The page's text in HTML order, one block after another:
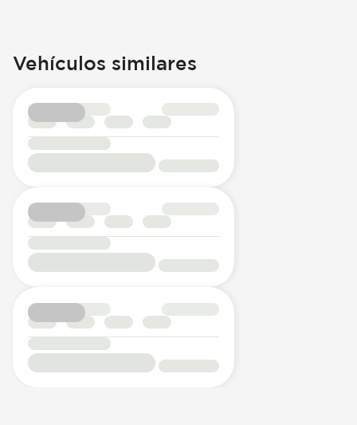
Vehículos similares